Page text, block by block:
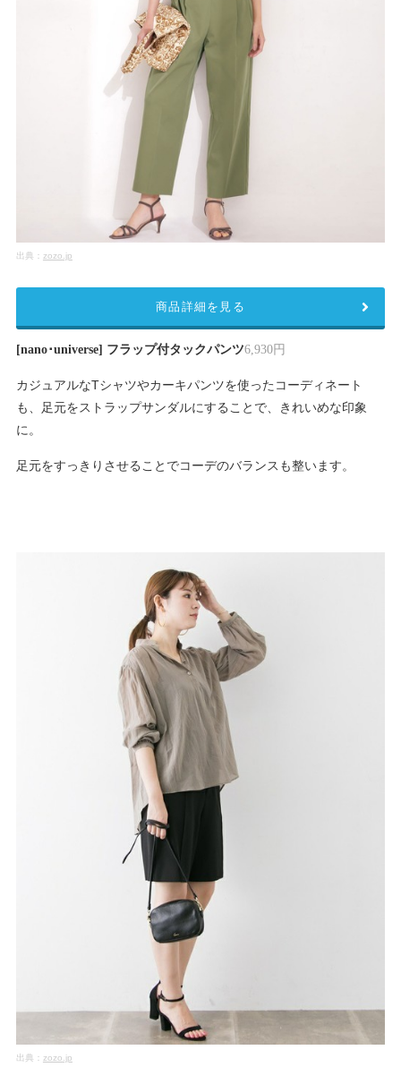
出典： zozo.jp
[nano･universe] フラップ付タックパンツ6,930円
カジュアルなTシャツやカーキパンツを使ったコーディネート
も、足元をストラップサンダルにすることで、きれいめな印象
に。
足元をすっきりさせることでコーデのバランスも整います。
商品詳細を見る
出典： zozo.jp